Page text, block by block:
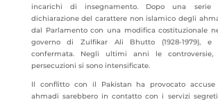
incarichi di insegnamento. Dopo una
dichiarazione del carattere non islamico degli
dal Parlamento con una modifica costituzionale
governo di Zulfikar Ali Bhutto (1928-1979), e
confermata. Negli ultimi anni le
persecuzioni si sono intensificate.
Il conflitto con il Pakistan ha provocato
ahmadi sarebbero in contatto con i servizi